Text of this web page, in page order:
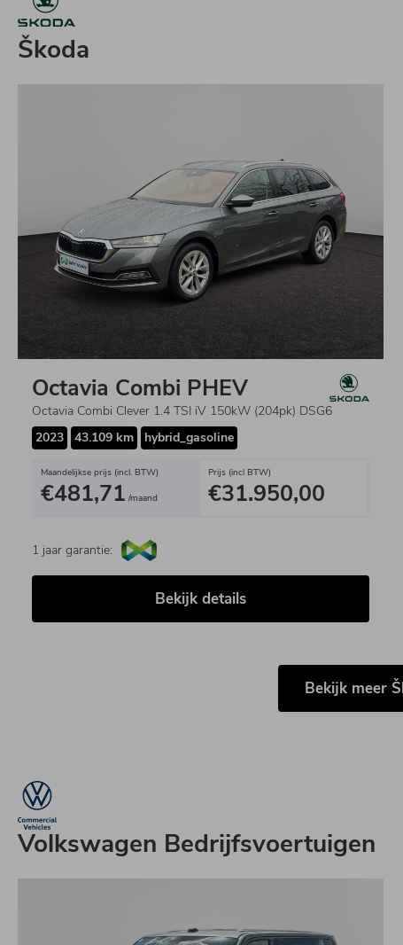
Škoda
Octavia Combi PHEV
Octavia Combi Clever 1.4 TSI iV 150kW (204pk) DSG6
2023
43.109 km hybrid_gasoline
Maandelijkse prijs (incl. BTW)
€481,71 /maand
Prijs (incl BTW)
€31.950,00
1 jaar garantie:
Bekijk details
Bekijk meer
Volkswagen Bedrijfsvoertuigen